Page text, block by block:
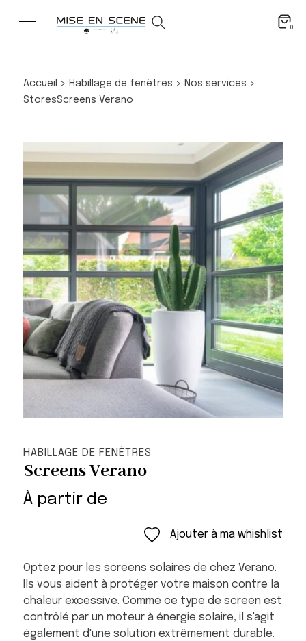
0
Accueil > Habillage de fenêtres > Nos services >
StoresScreens Verano
HABILLAGE DE FENÊTRES
Screens Verano
À partir de
Ajouter à ma whishlist
Optez pour les screens solaires de chez Verano.
Ils vous aident à protéger votre maison contre la
chaleur excessive. Comme ce type de screen est
contrôlé par un moteur à énergie solaire, il s'agit
également d'une solution extrêmement durable.